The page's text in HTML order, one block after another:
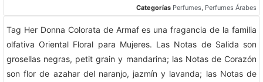
Categorías Perfumes, Perfumes Árabes
Tag Her Donna Colorata de Armafes una fragancia de la familia
olfativa Oriental Floral para Mujeres. Las Notas de Salida son
grosellas negras, petit grain y mandarina; las Notas de Corazón
son flor de azahar del naranjo, jazmín y lavanda; las Notas de